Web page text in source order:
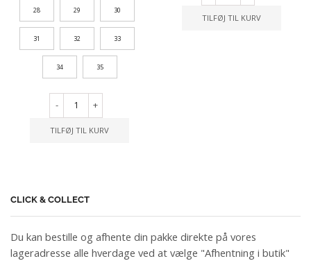
28 29 30
31 32 33
34 35
- +
TILFØJ TIL KURV
TILFØJ TIL KURV
CLICK & COLLECT
Du kan bestille og afhente din pakke direkte på vores
lageradresse alle hverdage ved at vælge "Afhentning i butik"